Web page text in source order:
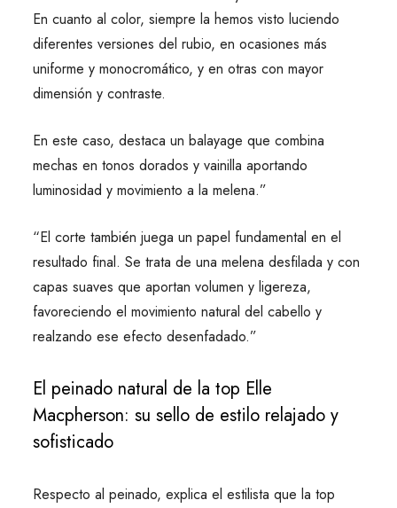
En cuanto al color, siempre la hemos visto luciendo
diferentes versiones del rubio, en ocasiones más
uniforme y monocromático, y en otras con mayor
dimensión y contraste.
En este caso, destaca un balayage que combina
mechas en tonos dorados y vainilla aportando
luminosidad y movimiento a la melena.”
“El corte también juega un papel fundamental en el
resultado final. Se trata de una melena desfilada y con
capas suaves que aportan volumen y ligereza,
favoreciendo el movimiento natural del cabello y
realzando ese efecto desenfadado.”
El peinado natural de la top Elle
Macpherson: su sello de estilo relajado y
sofisticado
Respecto al peinado, explica el estilista que la top